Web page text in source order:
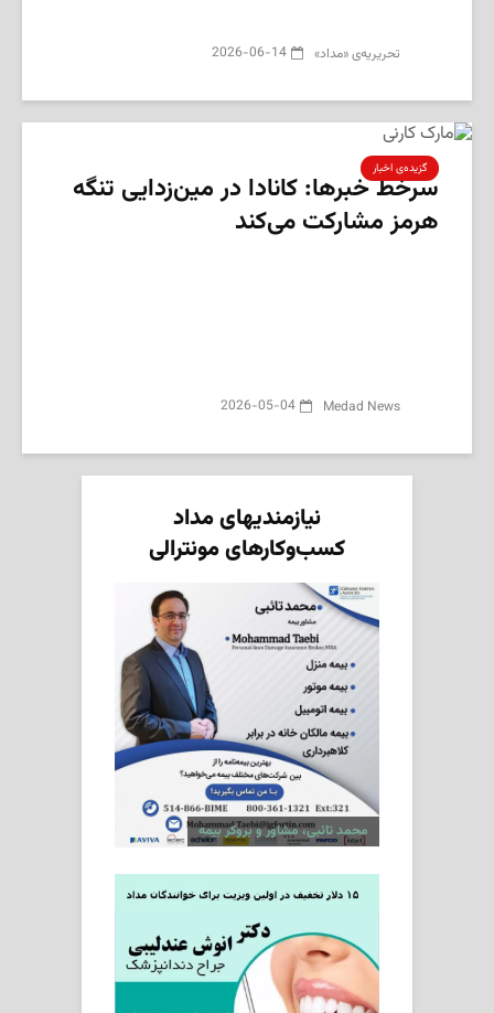
تحریریه‌ی «مداد» 2026-06-14
گزیده‌ی‌ اخبار
سرخط خبرها: کانادا در مین‌زدایی تنگه
هرمز مشارکت می‌کند
2026-05-04
نیازمندیهای مداد
کسب‌وکارهای مونترالی
محمد تائبی، مشاور و بروکر بیمه